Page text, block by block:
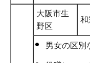
大阪市生
野区
和
男女の区別